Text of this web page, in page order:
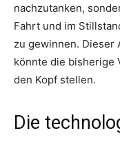
nachzutanken,
Fahrt und im
zu gewinnen. Dieser
könnte die bisherige
den Kopf stellen.
Die